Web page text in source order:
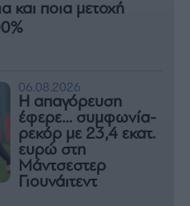
και ποια μετοχή
06.08.2026
Η απαγόρευση
έφερε… συμφωνία-
ρεκόρ με 23,4 εκατ.
ευρώ στη
Μάντσεστερ
Γιουνάιτεντ